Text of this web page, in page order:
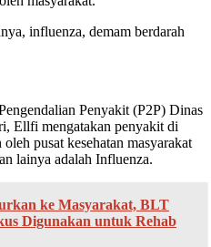
influenza, demam berdarah
Penyakit (P2P) Dinas
Ellfi mengatakan penyakit di
pusat kesehatan masyarakat
lainya adalah Influenza.
ke Masyarakat, BLT
Digunakan untuk Rehab